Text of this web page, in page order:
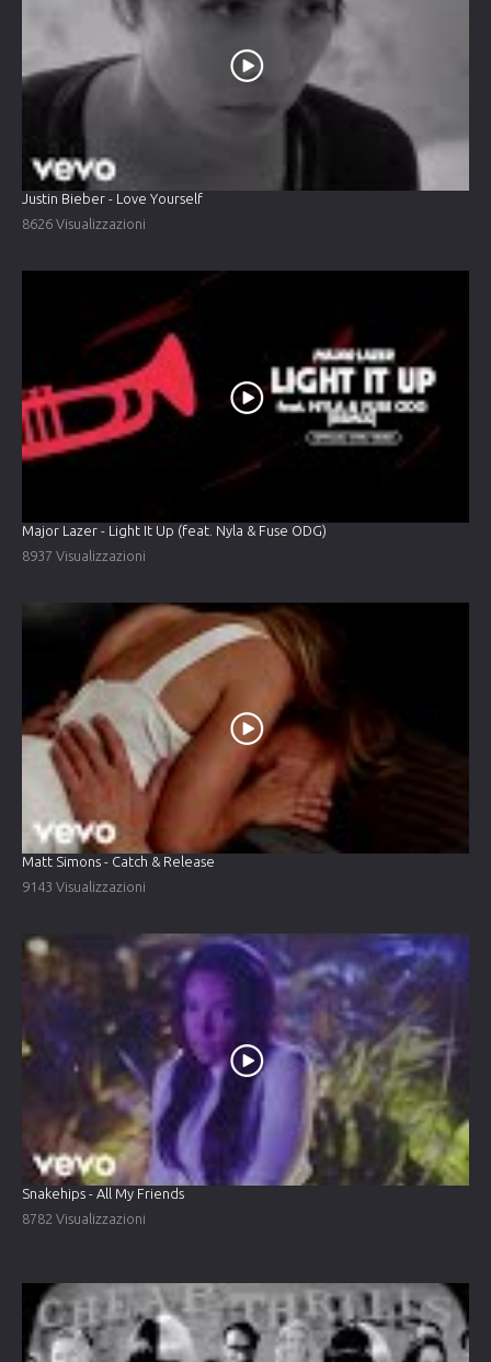
Justin Bieber - Love Yourself
8626 Visualizzazioni
Major Lazer - Light It Up (feat. Nyla & Fuse ODG)
8937 Visualizzazioni
Matt Simons - Catch & Release
9143 Visualizzazioni
Snakehips - All My Friends
8782 Visualizzazioni